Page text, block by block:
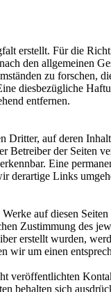
erstellt. Für die
den allgemeinen
zu forschen,
diesbezügliche
entfernen.
Dritter, auf deren
Betreiber der Seiten
Eine
derartige Links
auf diesen
Zustimmung des
erstellt wurden,
wir um einen
veröffentlichten
behalten sich